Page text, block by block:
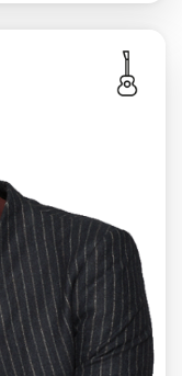
de los más
de habla
carrera ha
un Óscar
muchos